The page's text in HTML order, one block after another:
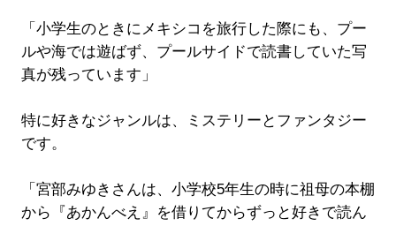
「小学生のときにメキシコを旅行した際にも、プー
ルや海では遊ばず、プールサイドで読書していた写
真が残っています」
特に好きなジャンルは、ミステリーとファンタジー
です。
「宮部みゆきさんは、小学校5年生の時に祖母の本棚
から『あかんべえ』を借りてからずっと好きで読ん